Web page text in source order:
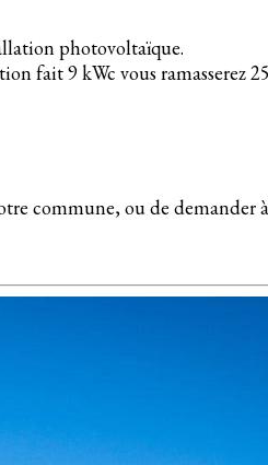
photovoltaïque.
fait 9 kWc vous ramasserez
commune, ou de demander